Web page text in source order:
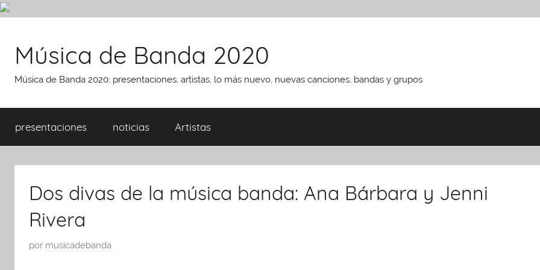
contenido
Música de Banda 2020
Música de Banda 2020: presentaciones, artistas, lo más nuevo, nuevas canciones, bandas y grupos
presentaciones noticias Artistas
Dos divas de la música banda: Ana Bárbara y Jenni
Rivera
P
por musicadebanda